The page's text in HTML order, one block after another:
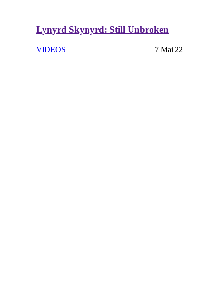
Lynyrd Skynyrd: Still Unbroken
VIDEOS 7 Mai 22